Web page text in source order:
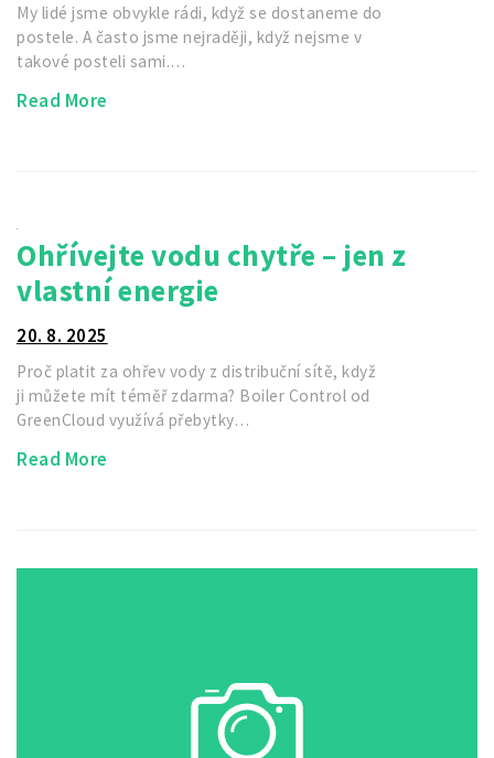
My lidé jsme obvykle rádi, když se dostaneme do
postele. A často jsme nejraději, když nejsme v
takové posteli sami.…
Read More
Ohřívejte vodu chytře – jen z
vlastní energie
20. 8. 2025
Proč platit za ohřev vody z distribuční sítě, když
ji můžete mít téměř zdarma? Boiler Control od
GreenCloud využívá přebytky…
Read More